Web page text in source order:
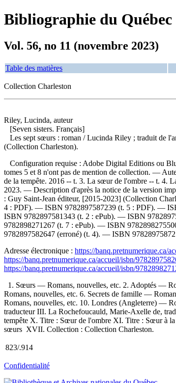
Bibliographie du Québec
Vol. 56, no 11 (novembre 2023)
Table des matières
Collection Charleston
Riley, Lucinda, auteur
[Seven sisters. Français]
Les sept sœurs : roman / Lucinda Riley ; traduit de
(Collection Charleston).
Configuration requise : Adobe Digital Editions ou
tomes 5 et 8 n'ont pas de mention de collection. —
de la tempête. 2016 -- t. 3. La sœur de l'ombre -- t. 4.
2023. — Description d'après la notice de la version
: Guy Saint-Jean éditeur, [2015-2023] (Collection
4 : PDF). — ISBN 9782897587239 (t. 5 : PDF). —
ISBN 9782897581343 (t. 2 : ePub). — ISBN
9782898271267 (t. 7 : ePub). — ISBN
9782897582647 (erroné) (t. 4). — ISBN
Adresse électronique : https://banq.pretnumerique.ca/
https://banq.pretnumerique.ca/accueil/isbn/
https://banq.pretnumerique.ca/accueil/isbn/
1. Sœurs — Romans, nouvelles, etc. 2. Adoptés —
Romans, nouvelles, etc. 6. Secrets de famille —
Romans, nouvelles, etc. 10. Londres (Angleterre) —
traducteur III. La Rochefoucauld, Marie-Axelle de,
tempête X. Titre : Sœur de l'ombre XI. Titre : Sœur à
sœurs XVII. Collection : Collection Charleston.
823/.914
Confidentialité